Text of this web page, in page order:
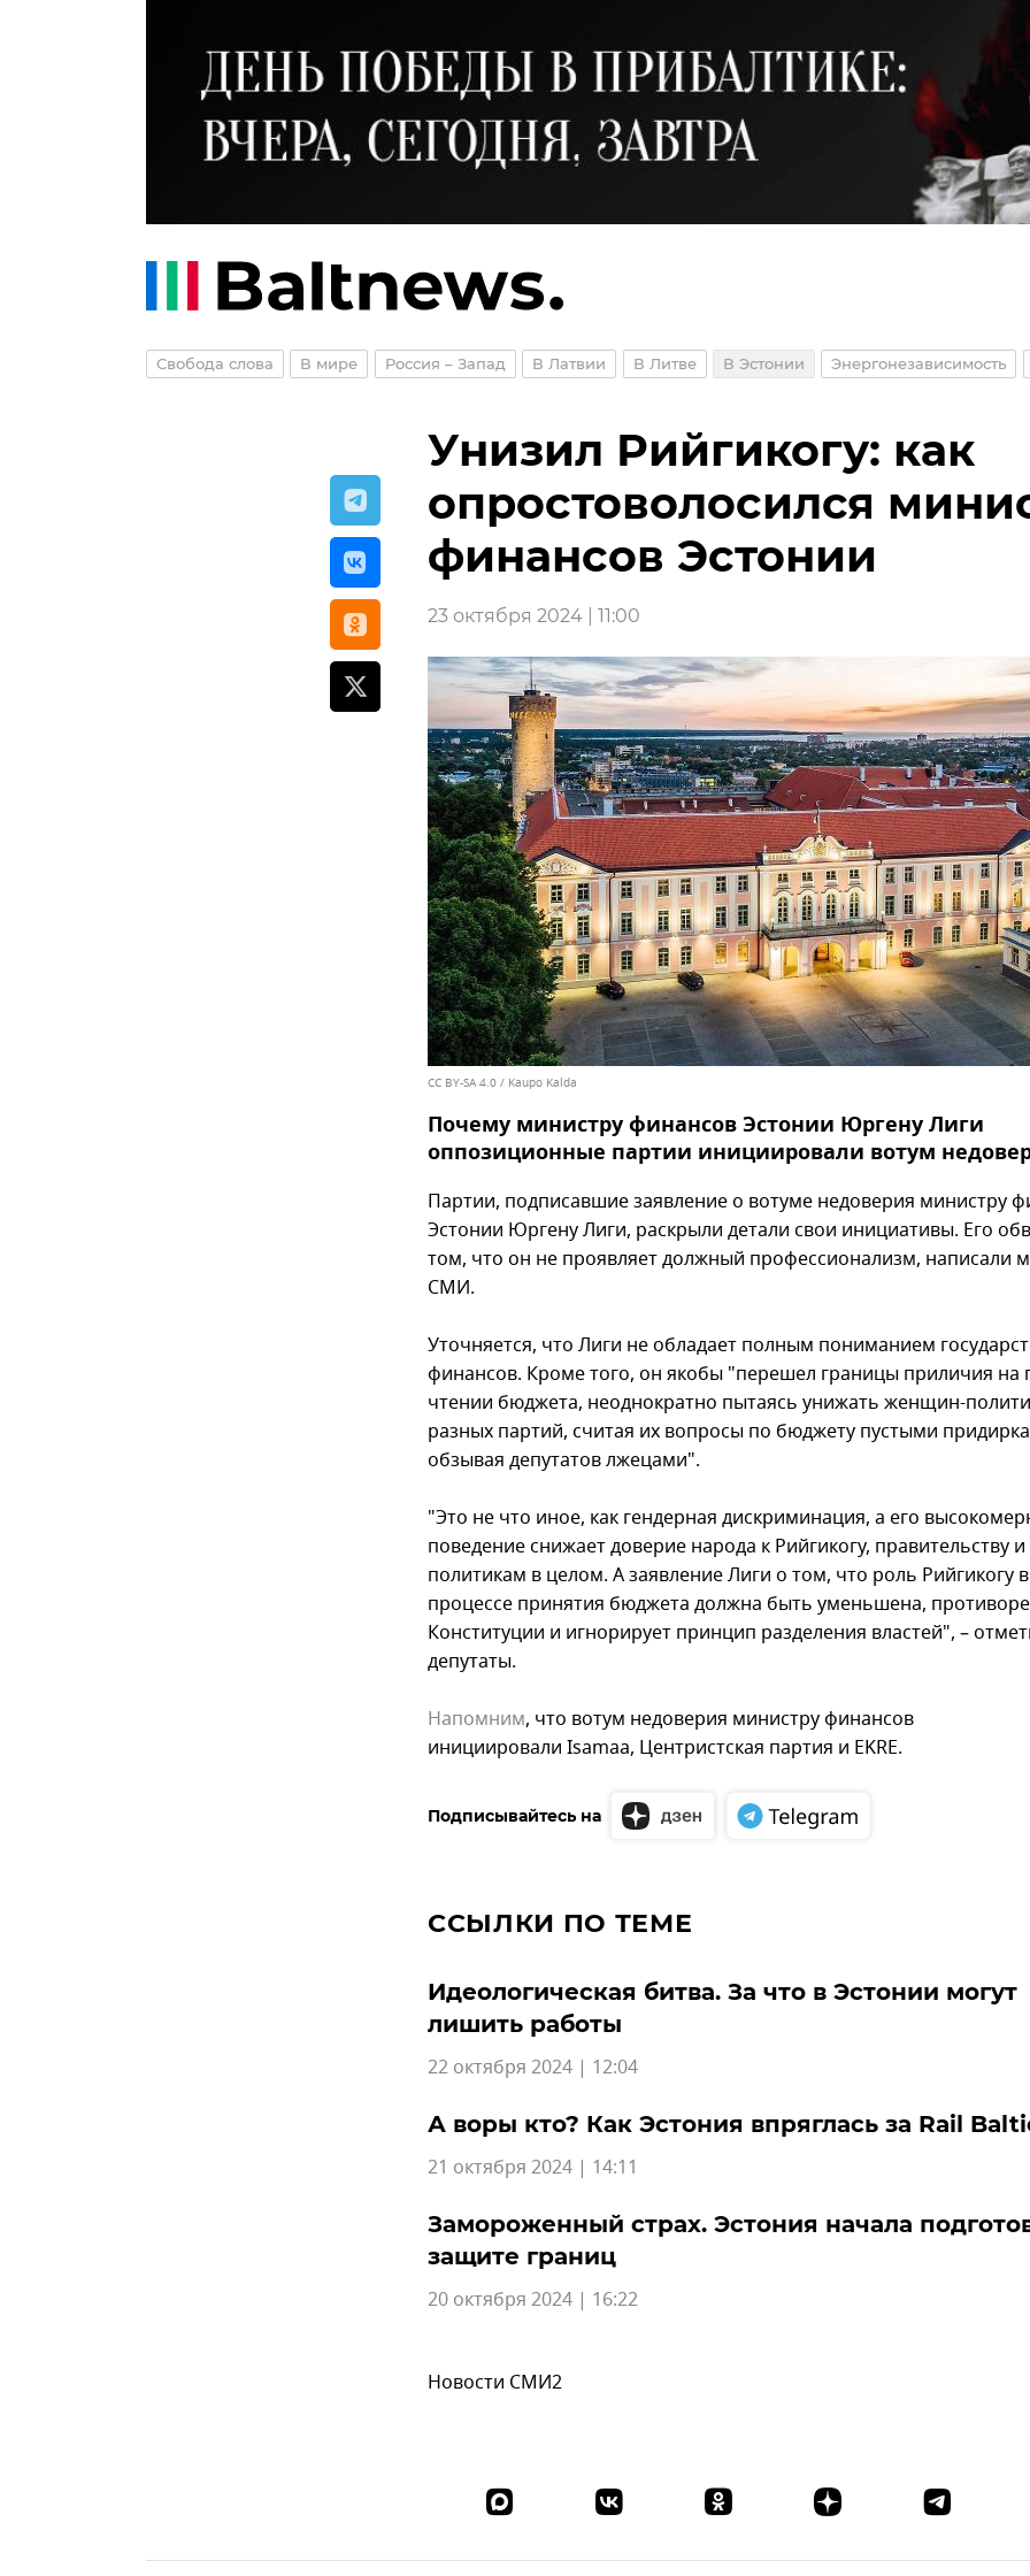
Свобода слова В мире Россия – Запад В Латвии В Литве В Эстонии Энергонезависимость
Унизил Рийгикогу: как
опростоволосился
финансов Эстонии
23 октября 2024 | 11:00
CC BY-SA 4.0 / Kaupo Kalda
Почему министру финансов Эстонии Юргену Лиги
оппозиционные партии инициировали вотум
Партии, подписавшие заявление о вотуме недоверия министру
Эстонии Юргену Лиги, раскрыли детали свои инициативы. Его
том, что он не проявляет должный профессионализм, написали
СМИ.
Уточняется, что Лиги не обладает полным пониманием
финансов. Кроме того, он якобы "перешел границы приличия на
чтении бюджета, неоднократно пытаясь унижать женщин-
разных партий, считая их вопросы по бюджету пустыми
обзывая депутатов лжецами".
"Это не что иное, как гендерная дискриминация, а его
поведение снижает доверие народа к Рийгикогу, правительству и
политикам в целом. А заявление Лиги о том, что роль Рийгикогу в
процессе принятия бюджета должна быть уменьшена,
Конституции и игнорирует принцип разделения властей", –
депутаты.
Напомним, что вотум недоверия министру финансов
инициировали Isamaa, Центристская партия и EKRE.
Подписывайтесь на
ССЫЛКИ ПО ТЕМЕ
Идеологическая битва. За что в Эстонии могут
лишить работы
22 октября 2024 | 12:04
А воры кто? Как Эстония впряглась за Rail
21 октября 2024 | 14:11
Замороженный страх. Эстония начала
защите границ
20 октября 2024 | 16:22
Новости СМИ2